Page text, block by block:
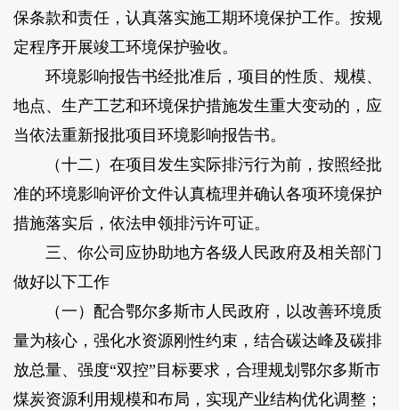
保条款和责任，认真落实施工期环境保护工作。按规
定程序开展竣工环境保护验收。
环境影响报告书经批准后，项目的性质、规模、
地点、生产工艺和环境保护措施发生重大变动的，应
当依法重新报批项目环境影响报告书。
（十二）在项目发生实际排污行为前，按照经批
准的环境影响评价文件认真梳理并确认各项环境保护
措施落实后，依法申领排污许可证。
三、你公司应协助地方各级人民政府及相关部门
做好以下工作
（一）配合鄂尔多斯市人民政府，以改善环境质
量为核心，强化水资源刚性约束，结合碳达峰及碳排
放总量、强度“双控”目标要求，合理规划鄂尔多斯市
煤炭资源利用规模和布局，实现产业结构优化调整；